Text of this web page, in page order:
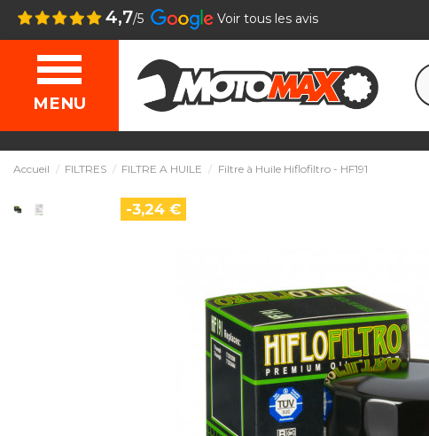
4,7/5 Voir tous les avis
MENU
Accueil FILTRES FILTRE A HUILE Filtre à Huile Hiflofiltro - HF191
-3,24 €